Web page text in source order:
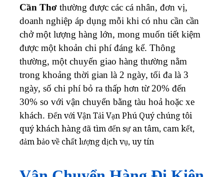
Cần Thơ thường được các cá nhân, đơn vị,
doanh nghiệp áp dụng mỗi khi có nhu cần cần
chở một lượng hàng lớn, mong muốn tiết kiệm
được một khoản chi phí đáng kể. Thông
thường, một chuyến giao hàng thường nằm
trong khoảng thời gian là 2 ngày, tối đa là 3
ngày, số chi phí bỏ ra thấp hơn từ 20% đến
30% so với vận chuyển bằng tàu hoả hoặc xe
khách. Đến với Vận Tải Vạn Phú Quý chúng tôi
quý khách hàng đã tìm đến sự an tâm, cam kết,
đảm bảo về chất lượng dịch vụ, uy tín